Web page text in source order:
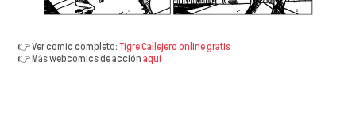
👉 Ver comic completo:Tigre Callejero online gratis
👉 Más webcomics de acciónaquí